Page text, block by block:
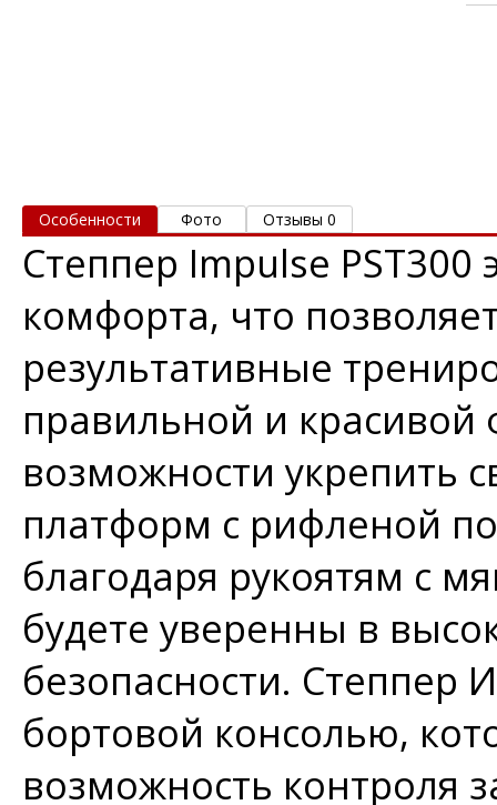
Особенности Фото Отзывы 0
Степпер Impulse
комфорта, что
результативные
правильной и
возможности укрепить
платформ с рифленой
благодаря рукоятям с
будете уверенны в
безопасности. Степпер
бортовой консолью,
возможность контроля